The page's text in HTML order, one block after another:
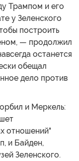
Трампом и его
у Зеленского
построить
— продолжил
останется
обещал
дело против
и Меркель:
отношений"
и Байден,
Зеленского.